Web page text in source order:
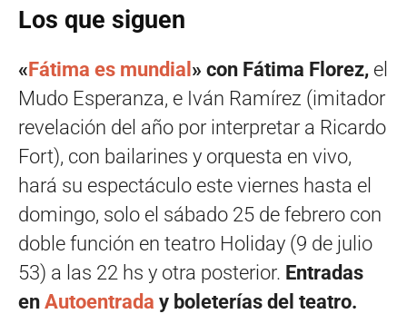
Los que siguen
«Fátima es mundial » con Fátima Florez, el
Mudo Esperanza, e Iván Ramírez (imitador
revelación del año por interpretar a Ricardo
Fort), con bailarines y orquesta en vivo,
hará su espectáculo este viernes hasta el
domingo, solo el sábado 25 de febrero con
doble función en teatro Holiday (9 de julio
53) a las 22 hs y otra posterior. Entradas
en Autoentrada y boleterías del teatro.